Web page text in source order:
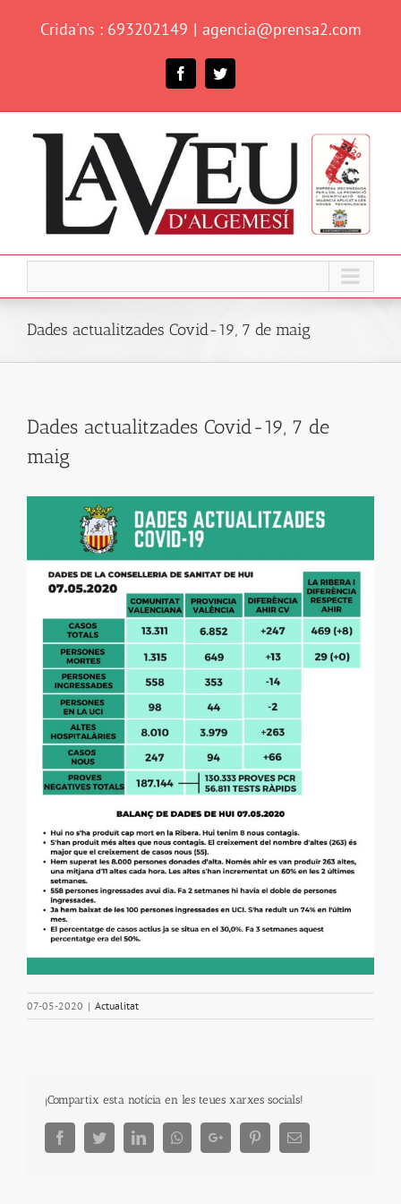
Crida'ns : 693202149 | agencia@prensa2.com
FacebookTwitter
Dades actualitzades Covid-19, 7 de maig
Dades actualitzades Covid-19, 7 de
maig
07-05-2020 | Actualitat
¡Compartix esta notícia en les teues xarxes socials!
FacebookTwitterLinkedInWhatsappGoogle+ PinterestEmail